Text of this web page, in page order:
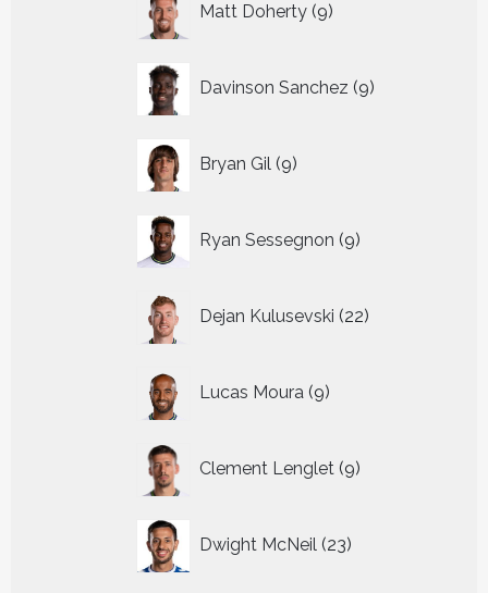
Matt Doherty 9
producten
Davinson Sanchez 9
producten
Bryan Gil 9
producten
Ryan Sessegnon 9
producten
Dejan Kulusevski 22
producten
Lucas Moura 9
producten
Clement Lenglet 9
producten
Dwight McNeil 23
producten